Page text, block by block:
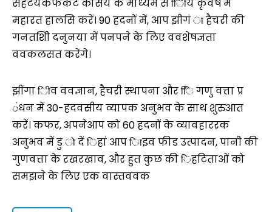
सहटयकफकेट कोसय के माध्यम से ििीय कृवष में
महारत हालसि करें। 90 हदनों में, आप झीगं ा हैचरी की
गनतशीि दनुनया में पनपने के लिए ववशेषज्ञता
ववकलसत करेंगे।
झींगा िीव ववज्ञान, हैचरी स्थापना और िि गणु वत्ता प्र
ंधन में 30-हदवसीय व्यापक अनुभव के साथ शुरुआत
करें। कफर, अपनेआप को 60 हदनों के व्यावहाररक
अनुभव में डु ो दें िहां आप िाइव फीड उत्पादन, पानी की
गुणवत्ता के रखरखाव, और हुत कुछ की िहटिताओं को
समझने के लिए एक वास्तववक